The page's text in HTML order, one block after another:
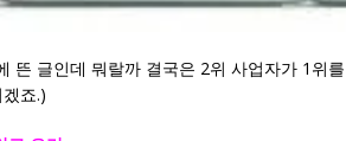
뜬 글인데 뭐랄까 결국은 2위 사업자가 1위
죠.)